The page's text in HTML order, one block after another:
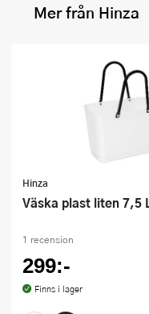
Mer från Hinza
Hinza
Väska plast liten 7,5
1 recension
299:-
Finns i lager